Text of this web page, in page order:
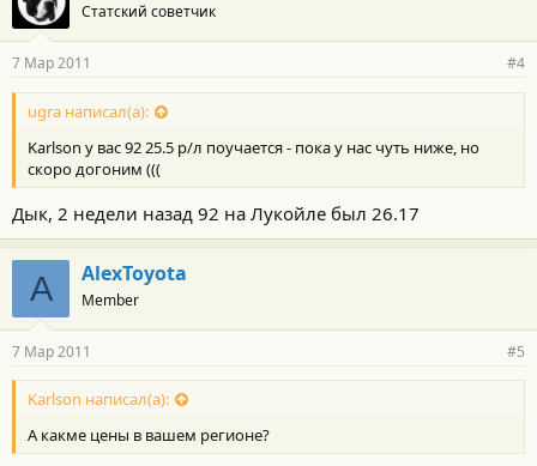
Статский советчик
7 Мар 2011 #4
ugra написал(а):
Karlson у вас 92 25.5 р/л поучается - пока у нас чуть ниже, но
скоро догоним (((
Дык, 2 недели назад 92 на Лукойле был 26.17
A AlexToyota
Member
7 Мар 2011 #5
Karlson написал(а):
А какме цены в вашем регионе?